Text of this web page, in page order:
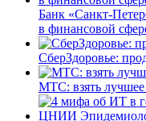
Банк «Санкт-
в финансовой
СберЗдоровье:
МТС: взять лучшее